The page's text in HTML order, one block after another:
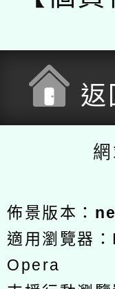
返
佈景版本：
適用瀏覽器
Opera